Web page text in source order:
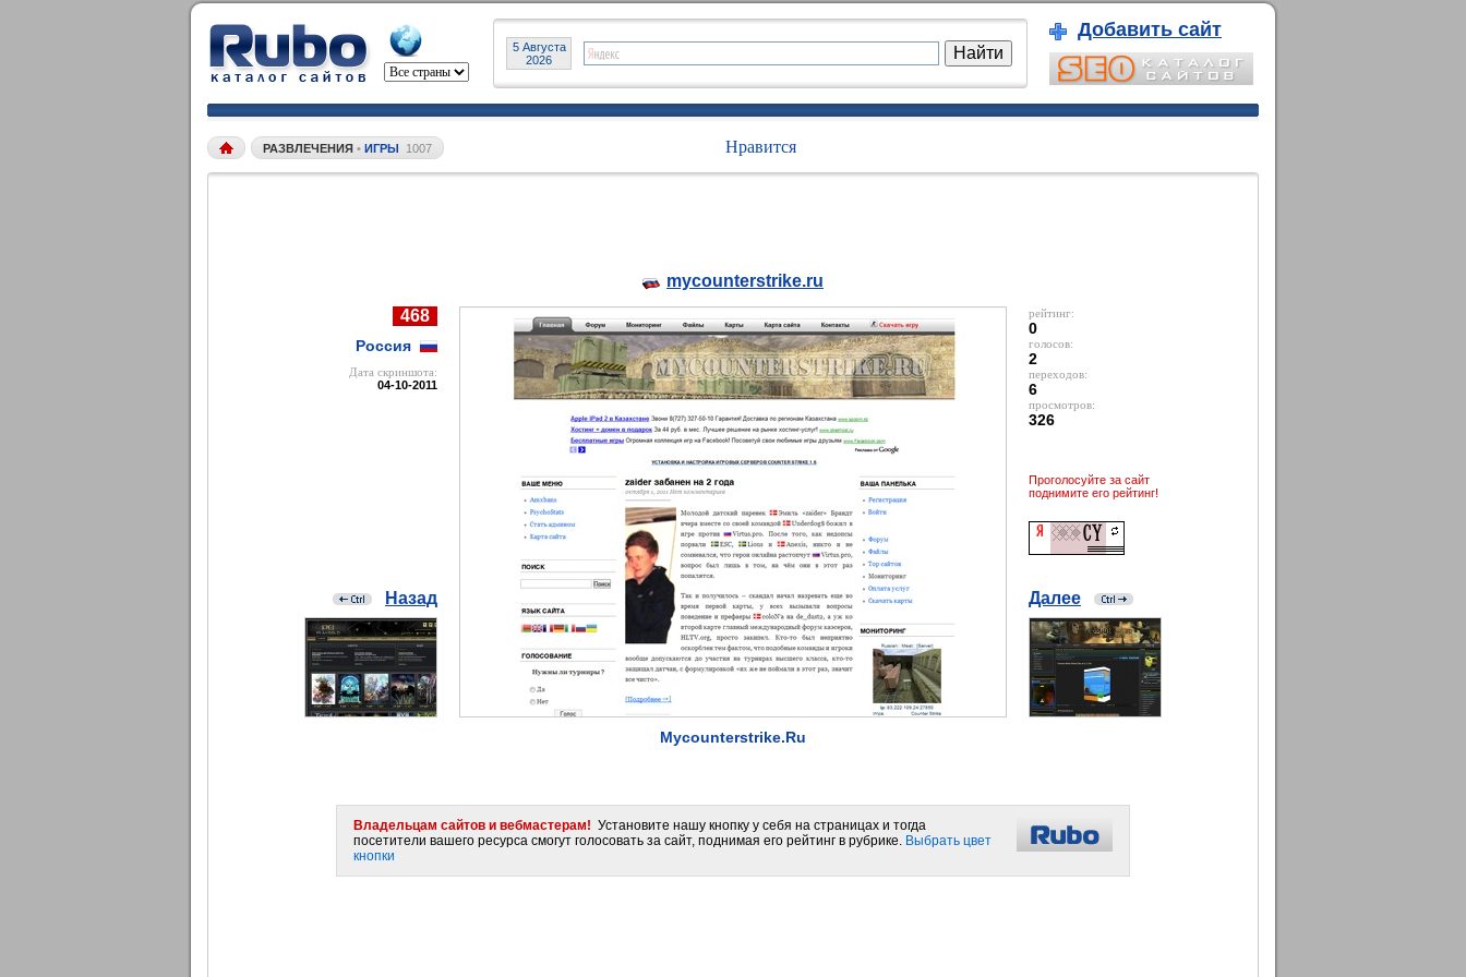
5 Августа
2026
Добавить сайт
РАЗВЛЕЧЕНИЯ • ИГРЫ 1007 Нравится
468
Россия
Дата cкриншота:
04-10-2011
Назад
mycounterstrike.ru
Mycounterstrike.Ru
рейтинг:
0
голосов:
2
переходов:
6
просмотров:
326
Проголосуйте за сайт
поднимите его рейтинг!
Далее
Владельцам сайтов и вебмастерам! Установите нашу кнопку у себя на страницах и тогда
посетители вашего ресурса смогут голосовать за сайт, поднимая его рейтинг в рубрике. Выбрать цвет
кнопки